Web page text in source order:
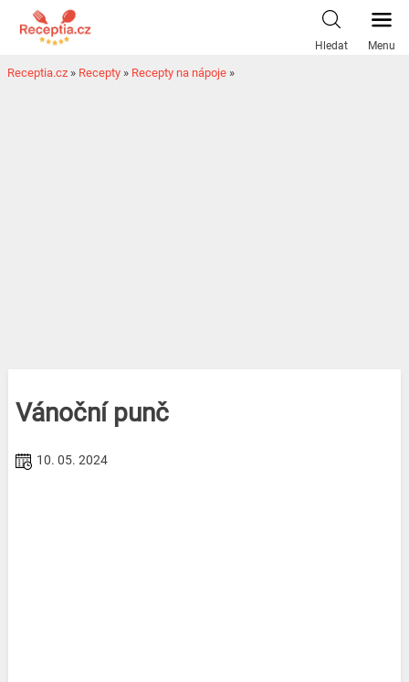
Hledat Menu
Receptia.cz » Recepty » Recepty na nápoje »
Vánoční punč
10. 05. 2024